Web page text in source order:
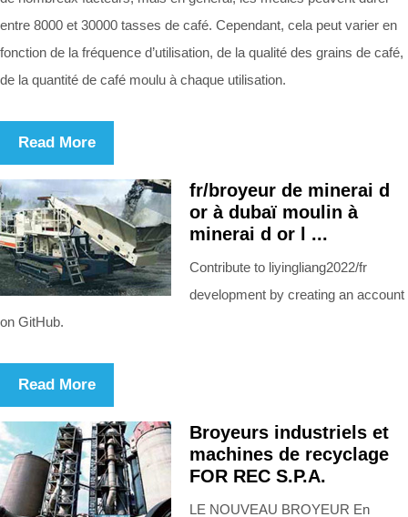
entre 8000 et 30000 tasses de café. Cependant, cela peut varier en
fonction de la fréquence d’utilisation, de la qualité des grains de café,
de la quantité de café moulu à chaque utilisation.
Read More
fr/broyeur de minerai d
or à dubaï moulin à
minerai d or l ...
Contribute to liyingliang2022/fr
development by creating an account
on GitHub.
Read More
Broyeurs industriels et
machines de recyclage
FOR REC S.P.A.
LE NOUVEAU BROYEUR En